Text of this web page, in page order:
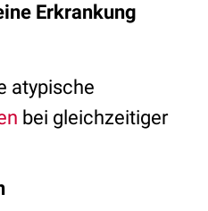
Erkrankung
atypische
bei gleichzeitiger